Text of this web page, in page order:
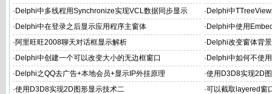
· Delphi中多线程用Synchronize实现VCL数据同步显示 · Delphi中
· Delphi中在登录之后显示应用程序主窗体 · Delphi中使用
·阿里旺旺2008聊天对话框显示解析 · Delphi改变窗体背
· Delphi中创建一个可以改变大小的无边框窗口 · Delphi中如何不使
· Delphi之QQ去广告+本地会员+显示IP外挂原理 ·使用D3D8实现2D
·使用D3D8实现2D图形显示技术二 ·可以截取layered窗